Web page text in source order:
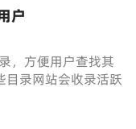
户
，方便用户查找其
目录网站会收录活跃